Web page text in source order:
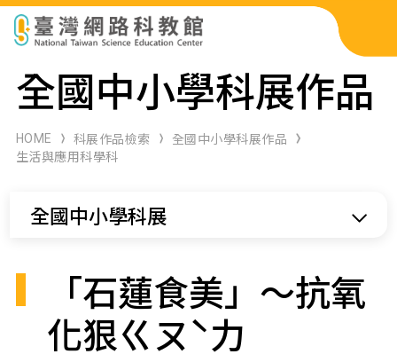
科展作品檢索
科學研習月刊
全國中小學科展作品
HOME 科展作品檢索
全國中小學科展作品
生活與應用科學科
全國中小學科展
「石蓮食美」～抗氧
化狠ㄍㄡˋ力